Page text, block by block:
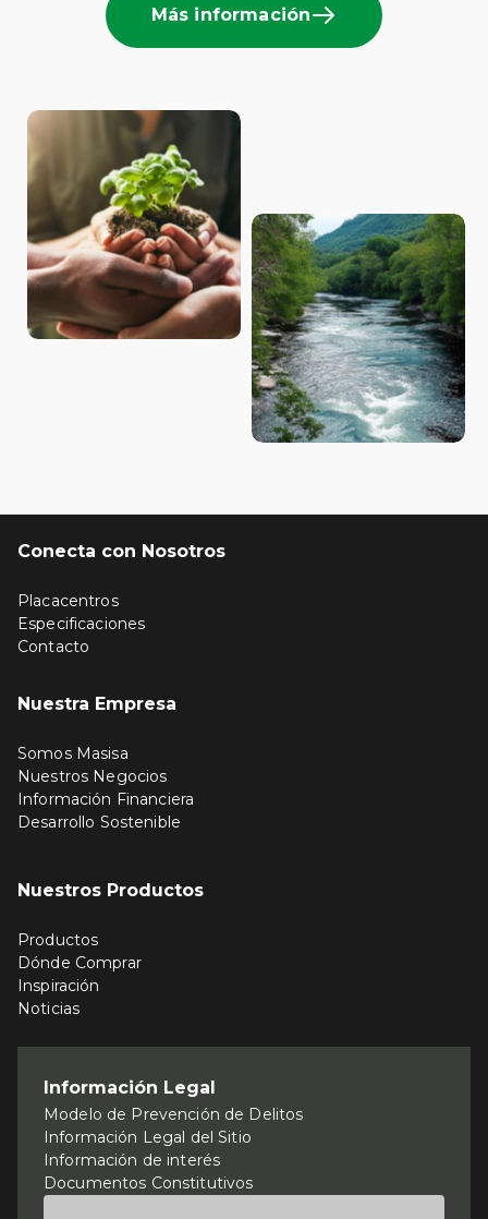
Más información
Conecta con Nosotros
Placacentros
Especificaciones
Contacto
Nuestra Empresa
Somos Masisa
Nuestros Negocios
Información Financiera
Desarrollo Sostenible
Nuestros Productos
Productos
Dónde Comprar
Inspiración
Noticias
Información Legal
Modelo de Prevención de Delitos
Información Legal del Sitio
Información de interés
Documentos Constitutivos